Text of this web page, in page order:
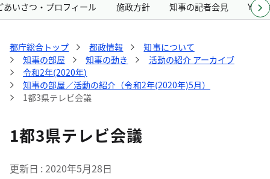
あいさつ・プロフィール 施政方針 知事の記者会見
都庁総合トップ 都政情報
知事について
知事の部屋
知事の動き
活動の紹介 アーカイブ
令和2年(2020年)
知事の部屋／活動の紹介（令和2年(2020年)5月）
1都3県テレビ会議
1都3県テレビ会議
更新日 2020年5月28日